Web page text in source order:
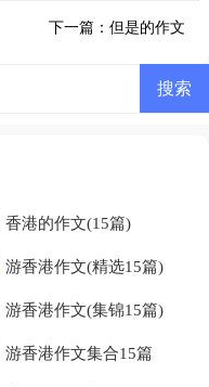
下一篇：但是的作文
香港的作文(15篇)
游香港作文(精选15篇)
游香港作文(集锦15篇)
游香港作文集合15篇